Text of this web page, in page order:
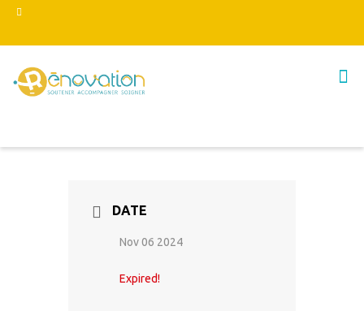
DATE
Nov 06 2024
Expired!